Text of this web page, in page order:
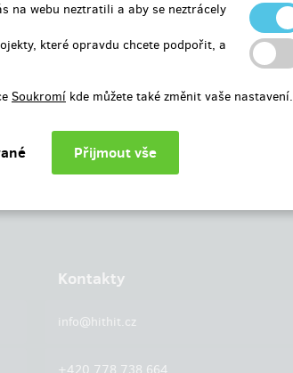
na webu neztratili a aby se neztrácely
které opravdu chcete podpořit, a
Soukromí kde můžete také změnit vaše nastavení.
Kontakty
info@hithit.cz